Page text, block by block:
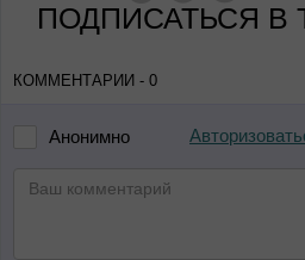
ПОДПИСАТЬСЯ В
КОММЕНТАРИИ - 0
Анонимно